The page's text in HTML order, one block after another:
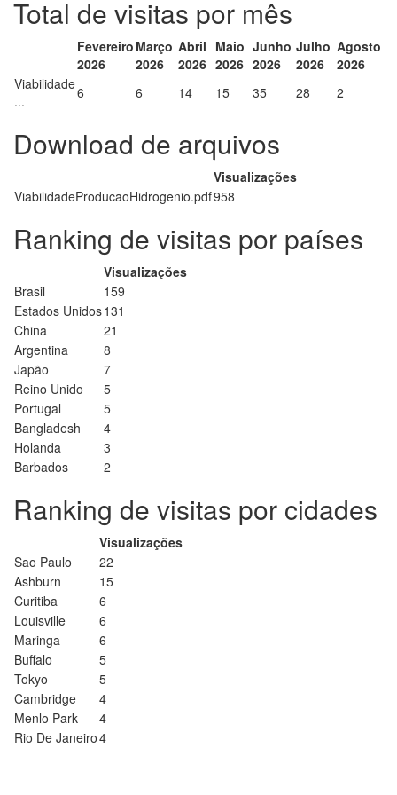
Total de visitas por mês
Fevereiro
2026
Março
2026
Abril
2026
Maio
2026
Junho
2026
Julho
2026
Agosto
2026
Viabilidade
...
6 6 14 15 35 28 2
Download de arquivos
Visualizações
ViabilidadeProducaoHidrogenio.pdf958
Ranking de visitas por países
Visualizações
Brasil
159
Estados Unidos131
China
21
Argentina
8
Japão
7
Reino Unido
5
Portugal
5
Bangladesh
4
Holanda
3
Barbados
2
Ranking de visitas por cidades
Visualizações
Sao Paulo
22
Ashburn
15
Curitiba
6
Louisville
6
Maringa
6
Buffalo
5
Tokyo
5
Cambridge
4
Menlo Park
4
Rio De Janeiro4